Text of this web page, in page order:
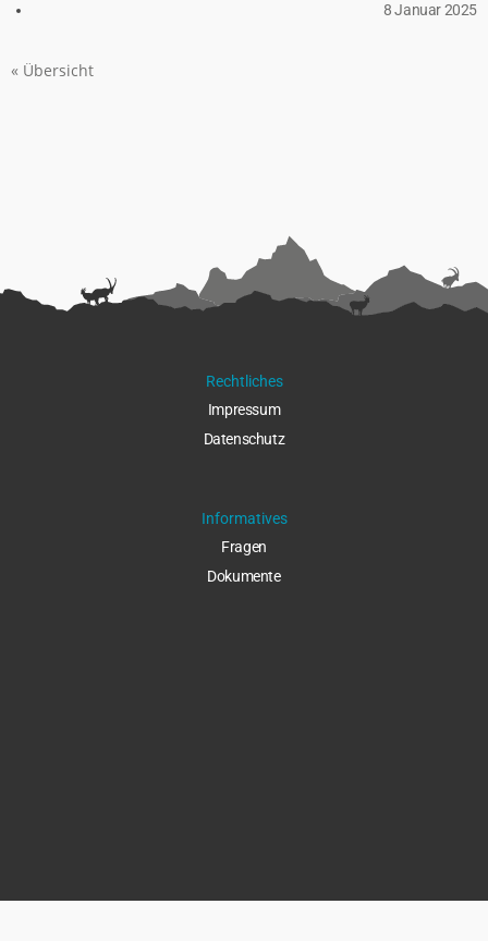
8 Januar 2025
« Übersicht
Rechtliches
Impressum
Datenschutz
Informatives
Fragen
Dokumente